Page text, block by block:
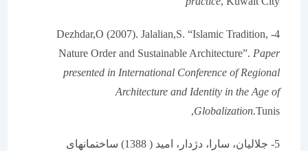
4- Dezhdar,O (2007). Jalalian,S. “Islamic Tradition,
Nature Order and Sustainable Architecture”.Paper
presented in International Conference of Regional
Architecture and Identity in the Age of
Globalization.
5- جلالیان، سارا، دژدار، امید ( 1388) ساختمانهای